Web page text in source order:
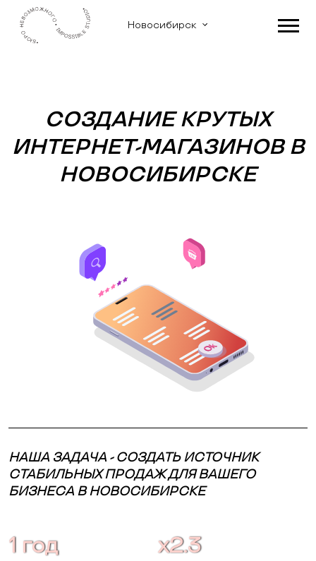
Новосибирск
СОЗДАНИЕ КРУТЫХ
ИНТЕРНЕТ-МАГАЗИНОВ В
НОВОСИБИРСКЕ
НАША ЗАДАЧА - СОЗДАТЬ ИСТОЧНИК
СТАБИЛЬНЫХ ПРОДАЖ ДЛЯ ВАШЕГО
БИЗНЕСА В НОВОСИБИРСКЕ
1 год x2.3